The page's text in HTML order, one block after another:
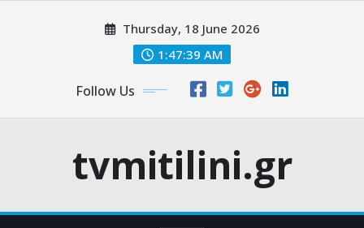
Thursday, 18 June 2026
1:47:40 AM
Follow Us
tvmitilini.gr